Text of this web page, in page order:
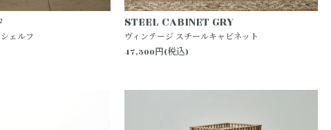
ェルフ
STEEL CABINET GRY
ヴィンテージ スチールキャビネット
47,300円(税込)